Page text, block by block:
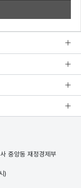
중앙동 재정경제부
)